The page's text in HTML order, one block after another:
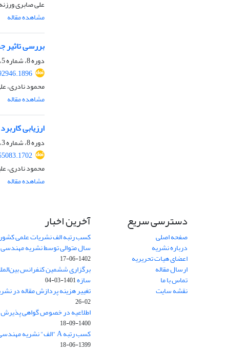
علی صابری
مشاهده مقاله
بررسی
دوره 8، شماره 5، مرداد 1400، صفحه
محمود نادری،
مشاهده مقاله
ارزیابی
دوره 8، شماره 3، خرداد 1400، صفحه
محمود نادری،
مشاهده مقاله
دسترسی سریع
صفحه اصلی
درباره نشریه
اعضای هیات تحریریه
ارسال مقاله
تماس با ما
نقشه سایت
آخرین اخبار
کسب رتبه الف نشریات علمی
سال متوالی توسط نشریه
1402-06-17
برگزاری ششمین کنفرانس
سازه1401-03-04
تغییر هزینه پردازش مقاله در
02-26
اطلاعیه در خصوص گواهی پذیرش
1400-09-18
کسب رتبه A "الف" نشریه مهندسی سازه و ساخت
1399-06-18